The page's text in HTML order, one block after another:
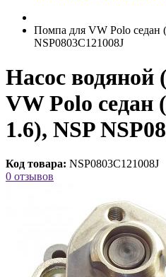
Помпа для VW Polo седан
NSP0803C121008J
Насос водяной
VW Polo седан
1.6), NSP
Код товара: NSP0803C121008J
0 отзывов